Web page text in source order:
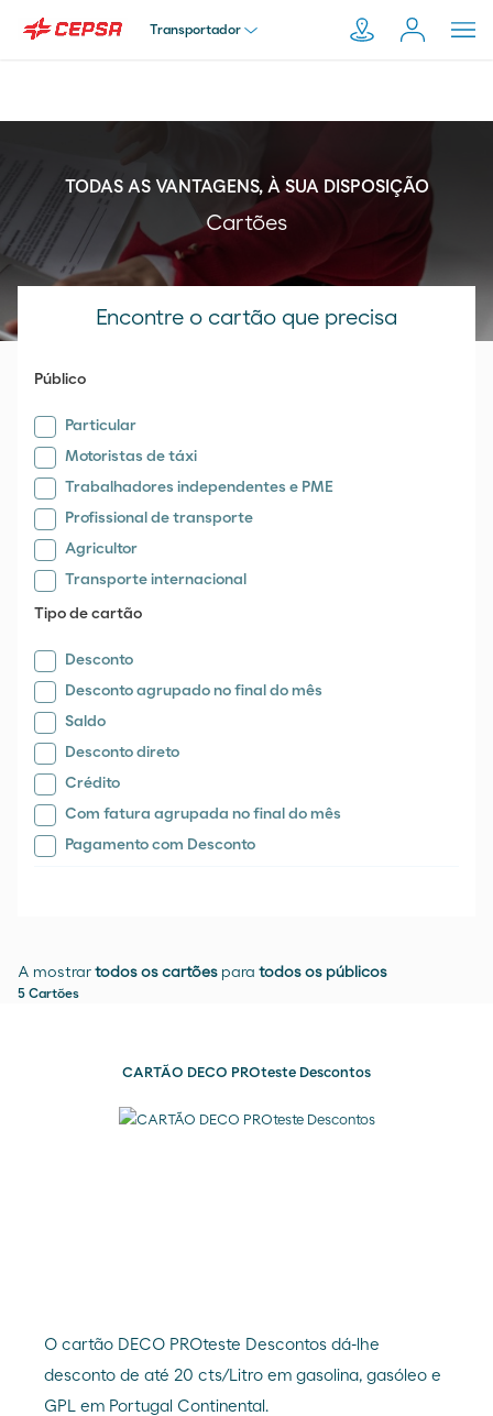
Transportador
Empresa
Moeve.ptTODAS AS VANTAGENS, À SUA DISPOSIÇÃO
Cartões
Encontre o cartão que precisa
Público
Particular
Motoristas de táxi
Trabalhadores independentes e PME
Profissional de transporte
Agricultor
Transporte internacional
Tipo de cartão
Desconto
Desconto agrupado no final do mês
Saldo
Desconto direto
Crédito
Com fatura agrupada no final do mês
Pagamento com Desconto
A mostrar todos os cartões para todos os públicos
5 Cartões
CARTÃO DECO PROteste Descontos
O cartão DECO PROteste Descontos dá-lhe
desconto de até 20 cts/Litro em gasolina, gasóleo e
GPL em Portugal Continental.